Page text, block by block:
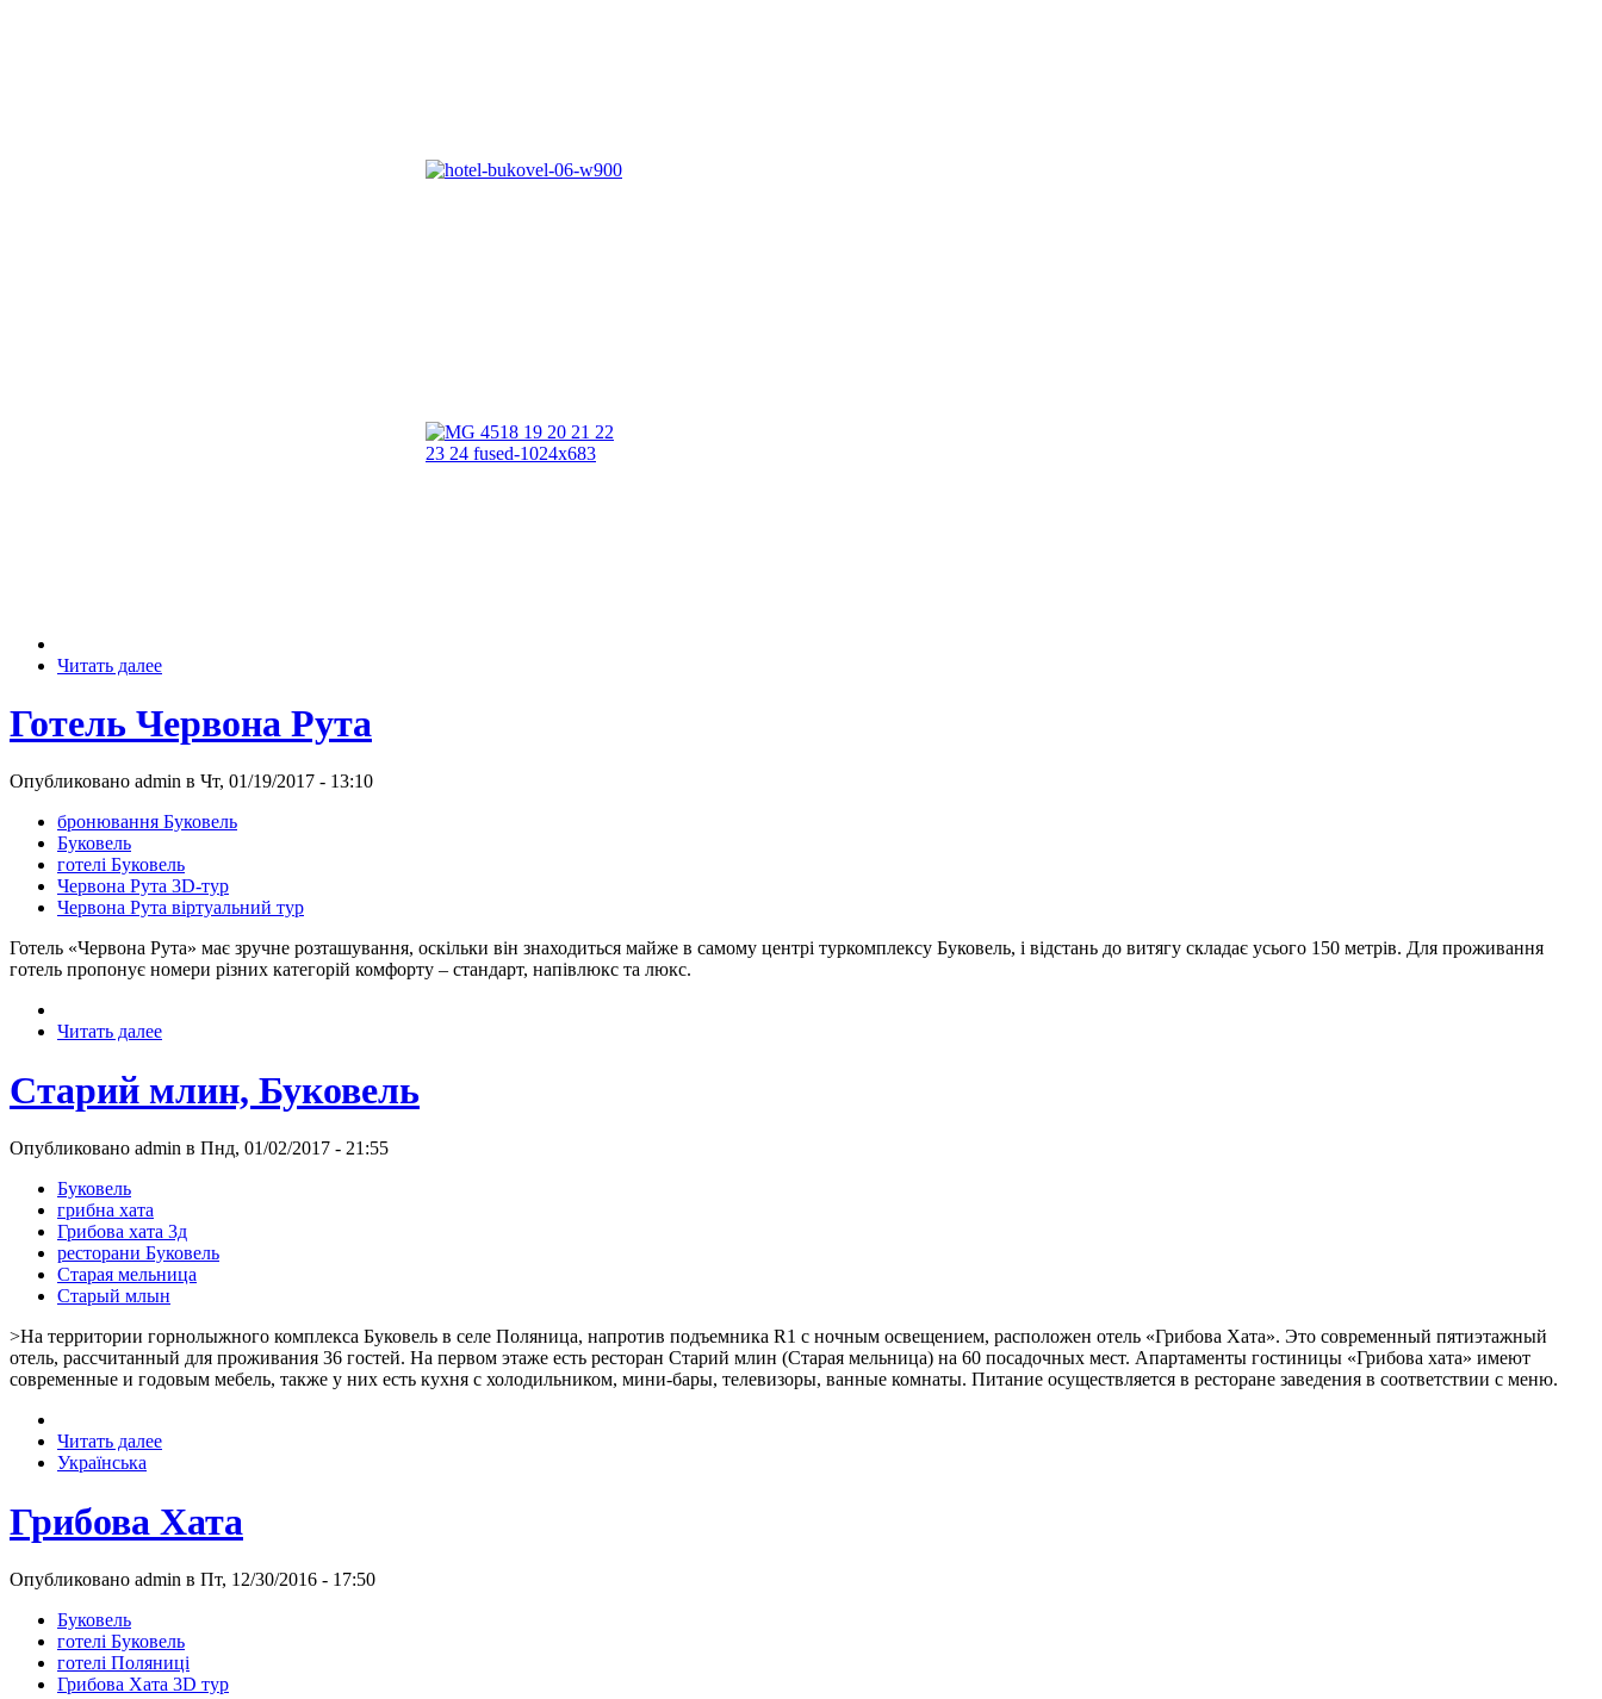
Читать далее
Готель Червона Рута
Опубликовано admin в Чт, 01/19/2017 - 13:10
бронювання Буковель
Буковель
готелі Буковель
Червона Рута 3D-тур
Червона Рута віртуальний тур
Готель «Червона Рута» має зручне розташування, оскільки він знаходиться майже в самому центрі туркомплексу Буковель, і відстань до витягу складає усього 150 метрів. Для проживання
готель пропонує номери різних категорій комфорту – стандарт, напівлюкс та люкс.
Читать далее
Старий млин, Буковель
Опубликовано admin в Пнд, 01/02/2017 - 21:55
Буковель
грибна хата
Грибова хата 3д
ресторани Буковель
Старая мельница
Старый млын
>На территории горнолыжного комплекса Буковель в селе Поляница, напротив подъемника R1 с ночным освещением, расположен отель «Грибова Хата». Это современный пятиэтажный
отель, рассчитанный для проживания 36 гостей. На первом этаже есть ресторан Старий млин (Старая мельница) на 60 посадочных мест. Апартаменты гостиницы «Грибова хата» имеют
современные и годовым мебель, также у них есть кухня с холодильником, мини-бары, телевизоры, ванные комнаты. Питание осуществляется в ресторане заведения в соответствии с меню.
Читать далее
Українська
Грибова Хата
Опубликовано admin в Пт, 12/30/2016 - 17:50
Буковель
готелі Буковель
готелі Поляниці
Грибова Хата 3D тур